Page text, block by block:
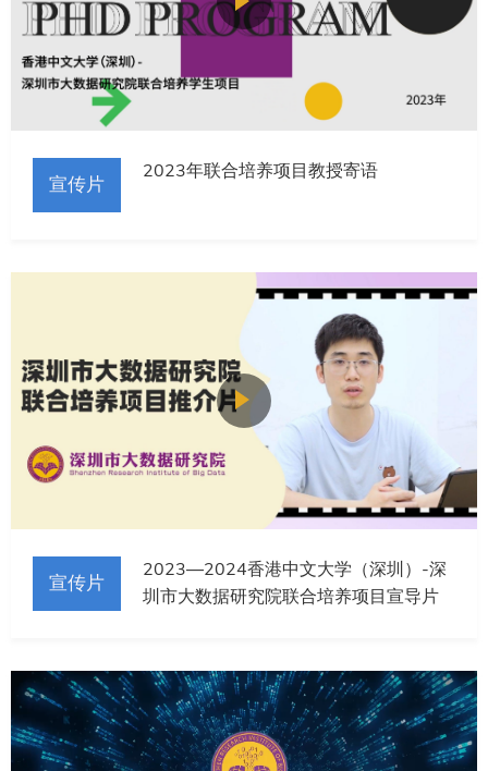
宣传片
2023年联合培养项目教授寄语
宣传片
2023—2024香港中文大学（深圳）-深
圳市大数据研究院联合培养项目宣导片